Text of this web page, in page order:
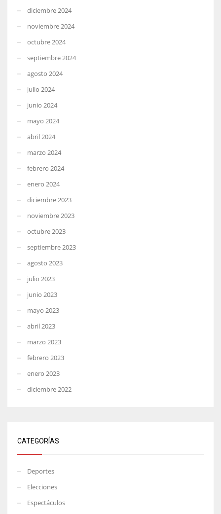
diciembre 2024
noviembre 2024
octubre 2024
septiembre 2024
agosto 2024
julio 2024
junio 2024
mayo 2024
abril 2024
marzo 2024
febrero 2024
enero 2024
diciembre 2023
noviembre 2023
octubre 2023
septiembre 2023
agosto 2023
julio 2023
junio 2023
mayo 2023
abril 2023
marzo 2023
febrero 2023
enero 2023
diciembre 2022
CATEGORÍAS
Deportes
Elecciones
Espectáculos